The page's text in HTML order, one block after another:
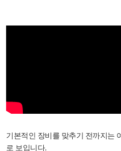
기본적인 장비를 맞추기 전까지는
로 보입니다.